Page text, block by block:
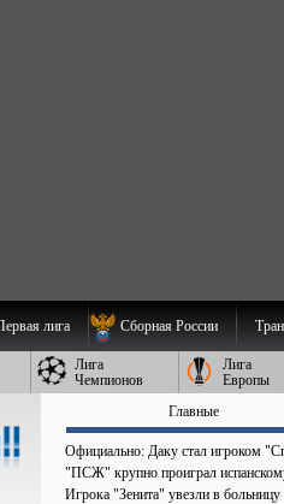
лига Сборная России
Лига
Чемпионов
Лига
Европы
Главные
Официально: Даку стал игроком
"ПСЖ" крупно проиграл
Игрока "Зенита" увезли в